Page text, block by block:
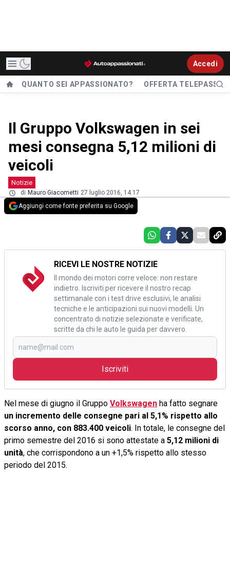
Accedi
QUANTO SEI APPASSIONATO? OFFERTA TELEPASS
Il Gruppo Volkswagen in sei
mesi consegna 5,12 milioni di
veicoli
Notizie
di Mauro Giacometti 27 luglio 2016, 14.17
Aggiungi come fonte preferita su Google
RICEVI LE NOSTRE NOTIZIE
Il mondo dei motori corre veloce: non restare
indietro. Iscriviti per ricevere il nostro recap
settimanale con i test drive esclusivi, le analisi
tecniche e le anticipazioni sui nuovi modelli. Un
concentrato di notizie selezionate e verificate,
scritte da chi le auto le guida per davvero.
Iscriviti
Nel mese di giugno il Gruppo Volkswagen ha fatto segnare
un incremento delle consegne pari al 5,1% rispetto allo
scorso anno, con 883.400 veicoli. In totale, le consegne del
primo semestre del 2016 si sono attestate a 5,12 milioni di
unità, che corrispondono a un +1,5% rispetto allo stesso
periodo del 2015.